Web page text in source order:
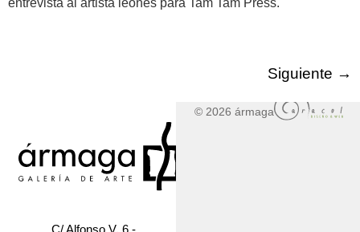
Siguiente →
© 2026 ármaga